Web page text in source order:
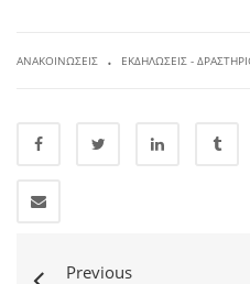
ΑΝΑΚΟΙΝΏΣΕΙΣ . ΕΚΔΗΛΏΣΕΙΣ -
Previous